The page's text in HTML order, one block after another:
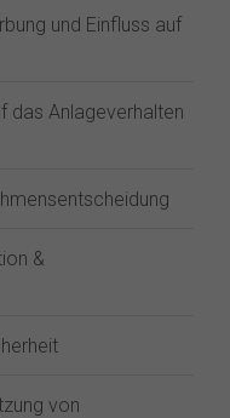
und Einfluss auf
das Anlageverhalten
&
von